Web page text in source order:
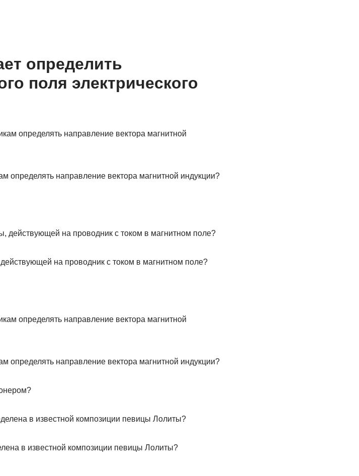
определить
поля электрического
определять направление вектора магнитной индукции?
на проводник с током в магнитном поле?
определять направление вектора магнитной индукции?
в известной композиции певицы Лолиты?